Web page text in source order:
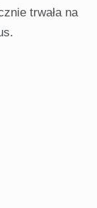
trwała na